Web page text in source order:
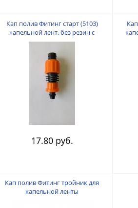
Кап полив Фитинг старт (5103)
капельной лент, без резин с
поджимом
17.80 руб.
Кап полив Фитинг тройник для
капельной ленты